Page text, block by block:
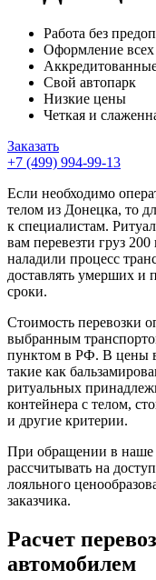
Работа без
Оформление
Свой автопарк
Низкие цены
Четкая и
Заказать
+7 (499) 994-99-13
Если необходимо
телом из Донецка, то
к специалистам.
вам перевезти груз
наладили процесс
доставлять умерших и
сроки.
Стоимость перевозки
выбранным
пунктом в РФ. В цены
такие как
ритуальных
контейнера с телом,
и другие критерии.
При обращении в наше
рассчитывать на
лояльного
заказчика.
Расчет
автомобилем